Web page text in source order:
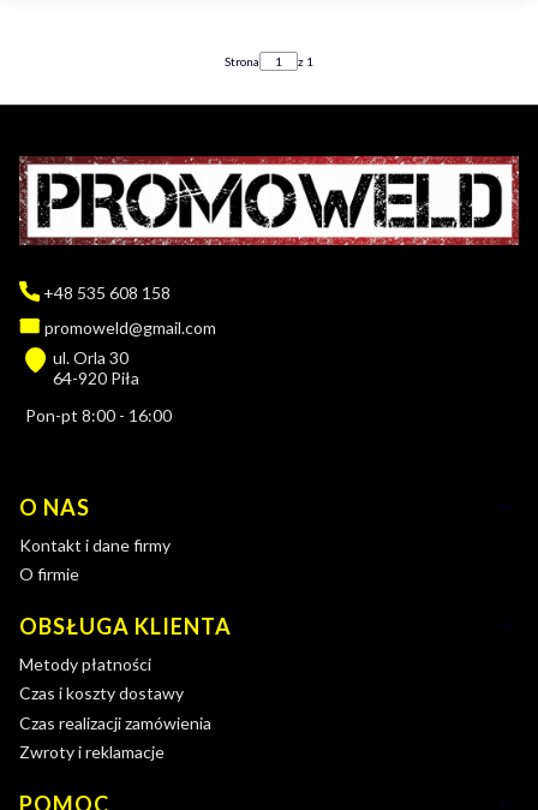
Strona z 1
+48 535 608 158
promoweld@gmail.com
ul. Orla 30
64-920 Piła
Pon-pt 8:00 - 16:00
Linki w stopce
O NAS
Kontakt i dane firmy
O firmie
OBSŁUGA KLIENTA
Metody płatności
Czas i koszty dostawy
Czas realizacji zamówienia
Zwroty i reklamacje
POMOC